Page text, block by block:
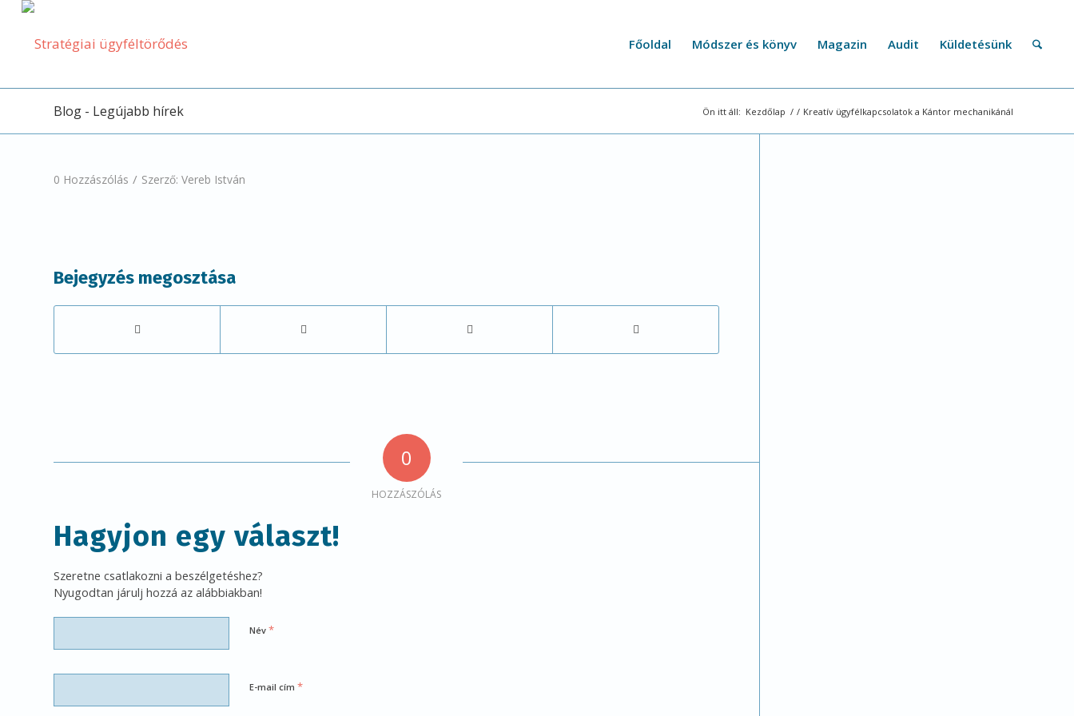
Főoldal Módszer és könyv Magazin Audit Küldetésünk
Blog - Legújabb hírek Ön itt áll: Kezdőlap / / Kreatív ügyfélkapcsolatok a Kántor mechanikánál
0 Hozzászólás / Szerző: Vereb István
Bejegyzés megosztása
0
HOZZÁSZÓLÁS
Hagyjon egy választ!
Szeretne csatlakozni a beszélgetéshez?
Nyugodtan járulj hozzá az alábbiakban!
Név *
E-mail cím *